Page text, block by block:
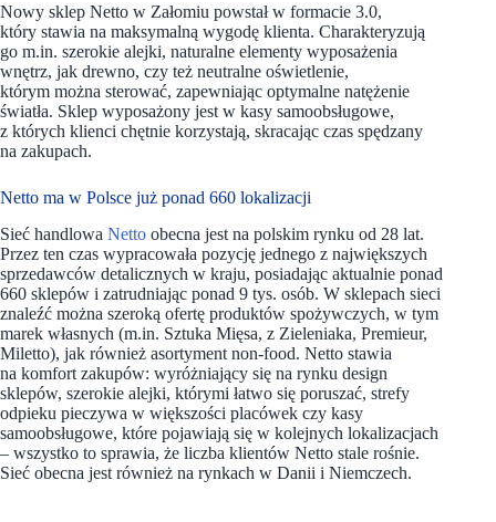
Nowy sklep Netto w Załomiu powstał w formacie 3.0,
który stawia na maksymalną wygodę klienta. Charakteryzują
go m.in. szerokie alejki, naturalne elementy wyposażenia
wnętrz, jak drewno, czy też neutralne oświetlenie,
którym można sterować, zapewniając optymalne natężenie
światła. Sklep wyposażony jest w kasy samoobsługowe,
z których klienci chętnie korzystają, skracając czas spędzany
na zakupach.
Netto ma w Polsce już ponad 660 lokalizacji
Sieć handlowa Netto obecna jest na polskim rynku od 28 lat.
Przez ten czas wypracowała pozycję jednego z największych
sprzedawców detalicznych w kraju, posiadając aktualnie ponad
660 sklepów i zatrudniając ponad 9 tys. osób. W sklepach sieci
znaleźć można szeroką ofertę produktów spożywczych, w tym
marek własnych (m.in. Sztuka Mięsa, z Zieleniaka, Premieur,
Miletto), jak również asortyment non-food. Netto stawia
na komfort zakupów: wyróżniający się na rynku design
sklepów, szerokie alejki, którymi łatwo się poruszać, strefy
odpieku pieczywa w większości placówek czy kasy
samoobsługowe, które pojawiają się w kolejnych lokalizacjach
– wszystko to sprawia, że liczba klientów Netto stale rośnie.
Sieć obecna jest również na rynkach w Danii i Niemczech.